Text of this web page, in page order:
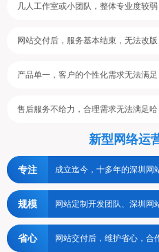
几人工作室或小团队，整体专业度较弱
网站交付后，服务基本结束，无法改版
产品单一，客户的个性化需求无法满足
售后服务不给力，合理需求无法满足哈
新型网络运
专注 成立迄今，十多年的深圳网
规模 网站定制开发团队、深圳网
省心 网站交付后，维护省心，合